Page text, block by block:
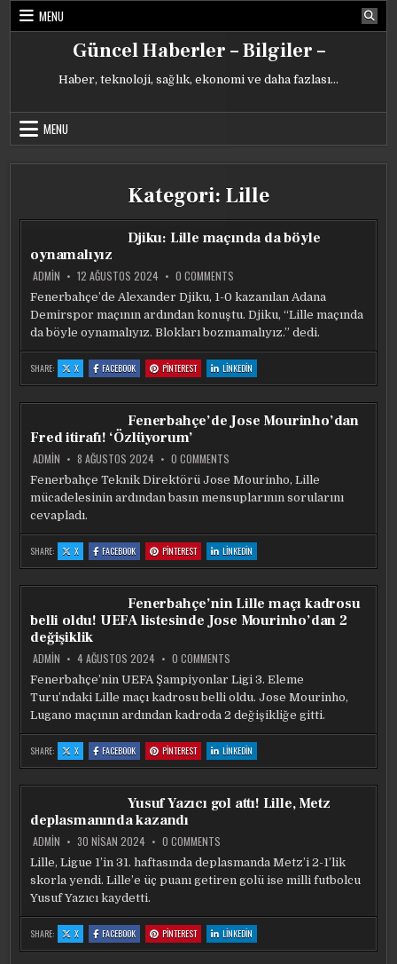
Skip
MENU
Güncel Haberler – Bilgiler –
Haber, teknoloji, sağlık, ekonomi ve daha fazlası…
MENU
Kategori: Lille
Djiku: Lille maçında da böyle
oynamalıyız
ADMIN 12 AĞUSTOS 2024 0 COMMENTS
LILLE
MAÇINDA
DA
BÖYLE
OYNAMALIYIZ
Fenerbahçe’de Alexander Djiku, 1-0 kazanılan Adana
Demirspor maçının ardından konuştu. Djiku, “Lille maçında
da böyle oynamalıyız. Blokları bozmamalıyız.” dedi.
SHARE: X:
DJIKU:
LILLE
DA
FACEBOOK:
DJIKU:
LILLE
DA
OYNAMALIYIZ
PINTEREST:
DJIKU:
LILLE
DA
OYNAMALIYIZ
LINKEDIN
DJIKU:
LILLE
DA
OYNAMALIYIZ
Fenerbahçe’de Jose Mourinho’dan
Fred itirafı! ‘Özlüyorum’
ADMIN 8 AĞUSTOS 2024 0 COMMENTS
JOSE
MOURINHO’DAN
FRED
Fenerbahçe Teknik Direktörü Jose Mourinho, Lille
mücadelesinin ardından basın mensuplarının sorularını
cevapladı.
SHARE: X:
FENERBAHÇE’DE
JOSE
FRED
FACEBOOK:
FENERBAHÇE’DE
JOSE
FRED
‘ÖZLÜYORUM’
PINTEREST:
FENERBAHÇE’DE
JOSE
FRED
‘ÖZLÜYORUM’
LINKEDIN
FENERBAHÇE’DE
JOSE
FRED
‘ÖZLÜYORUM’
Fenerbahçe’nin Lille maçı kadrosu
belli oldu! UEFA listesinde Jose Mourinho’dan 2
değişiklik
ADMIN 4 AĞUSTOS 2024 0 COMMENTS
LILLE
MAÇI
KADROSU
BELLI
OLDU!
UEFA
LISTESINDE
JOSE
MOURINHO’DAN
DEĞIŞIKLIK
Fenerbahçe’nin UEFA Şampiyonlar Ligi 3. Eleme
Turu’ndaki Lille maçı kadrosu belli oldu. Jose Mourinho,
Lugano maçının ardından kadroda 2 değişikliğe gitti.
SHARE: X:
FENERBAHÇE’NIN
LILLE
KADROSU
LISTESINDE
MOURINHO’DAN
2
DEĞIŞIKLIK
FACEBOOK:
FENERBAHÇE’NIN
LILLE
KADROSU
OLDU!
UEFA
LISTESINDE
MOURINHO’DAN
2
DEĞIŞIKLIK
PINTEREST:
FENERBAHÇE’NIN
LILLE
KADROSU
OLDU!
UEFA
MOURINHO’DAN
2
DEĞIŞIKLIK
LINKEDIN
FENERBAHÇE’NIN
LILLE
KADROSU
OLDU!
UEFA
DEĞIŞIKLIK
Yusuf Yazıcı gol attı! Lille, Metz
deplasmanında kazandı
ADMIN 30 NISAN 2024 0 COMMENTS
YAZICI
ATTI!
DEPLASMANINDA
KAZANDI
Lille, Ligue 1’in 31. haftasında deplasmanda Metz’i 2-1’lik
skorla yendi. Lille’e üç puanı getiren golü ise milli futbolcu
Yusuf Yazıcı kaydetti.
SHARE: X:
YUSUF
YAZICI
FACEBOOK:
YUSUF
YAZICI
PINTEREST:
YUSUF
YAZICI
LINKEDIN
YUSUF
YAZICI